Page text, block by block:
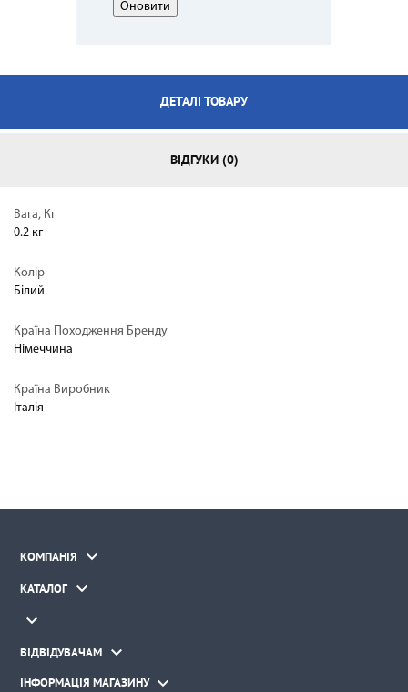
ДЕТАЛІ ТОВАРУ
ВІДГУКИ (0)
Вага, Кг
0.2 кг
Колір
Білий
Країна Походження Бренду
Німеччина
Країна Виробник
Італія
КОМПАНІЯ 
КАТАЛОГ 

ВІДВІДУВАЧАМ 
ІНФОРМАЦІЯ МАГАЗИНУ 